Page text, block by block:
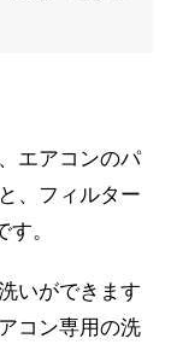
エアコンのパ
、フィルター
。
いができます
コン専用の洗